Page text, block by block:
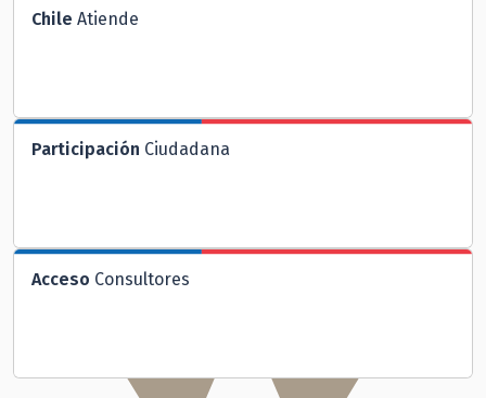
Chile Atiende
Participación Ciudadana
Acceso Consultores